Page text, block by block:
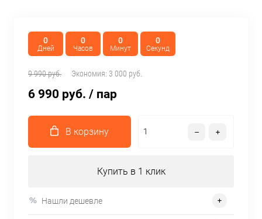
0
Дней
0
Часов
0
Минут
0
Секунд
9 990 руб. Экономия: 3 000 руб.
6 990 руб. / пар
В корзину
Купить в 1 клик
Нашли дешевле